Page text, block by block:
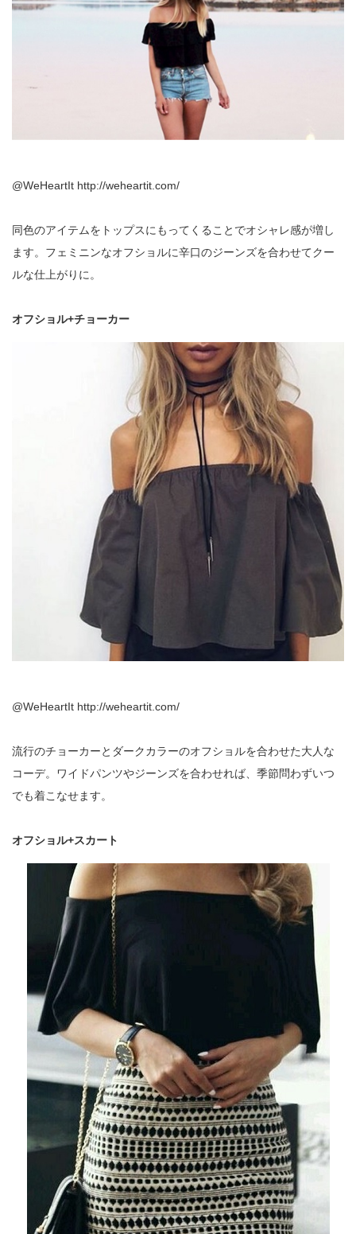
@WeHeartIt http://weheartit.com/
同色のアイテムをトップスにもってくることでオシャレ感が増し
ます。フェミニンなオフショルに辛口のジーンズを合わせてクー
ルな仕上がりに。
オフショル+チョーカー
@WeHeartIt http://weheartit.com/
流行のチョーカーとダークカラーのオフショルを合わせた大人な
コーデ。ワイドパンツやジーンズを合わせれば、季節問わずいつ
でも着こなせます。
オフショル+スカート